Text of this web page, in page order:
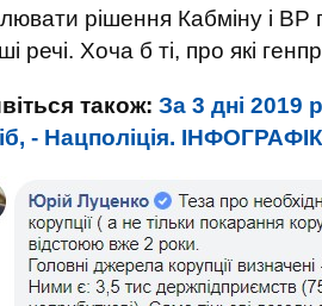
рішення Кабміну і ВР
речі. Хоча б ті, про які
також: За 3 дні 2019
- Нацполіція.